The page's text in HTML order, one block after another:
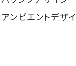
アンビエントデザ